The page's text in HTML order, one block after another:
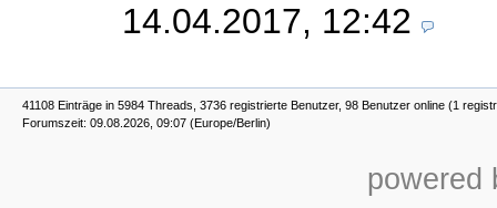
14.04.2017, 12:42
41108 Einträge in 5984 Threads, 3736 registrierte Benutzer, 98 Benutzer online (1
Forumszeit: 09.08.2026, 09:07 (Europe/Berlin)
powered